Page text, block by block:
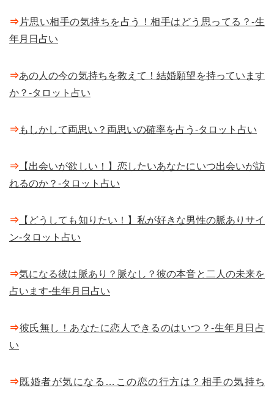
⇒ 片思い相手の気持ちを占う！相手はどう思ってる？-生
年月日占い
⇒あの人の今の気持ちを教えて！結婚願望を持っています
か？-タロット占い
⇒もしかして両思い？両思いの確率を占う-タロット占い
⇒ 【出会いが欲しい！】恋したいあなたにいつ出会いが訪
れるのか？-タロット占い
⇒ 【どうしても知りたい！】私が好きな男性の脈ありサイ
ン-タロット占い
⇒気になる彼は脈あり？脈なし？彼の本音と二人の未来を
占います-生年月日占い
⇒彼氏無し！あなたに恋人できるのはいつ？-生年月日占
い
⇒既婚者が気になる…この恋の行方は？相手の気持ち